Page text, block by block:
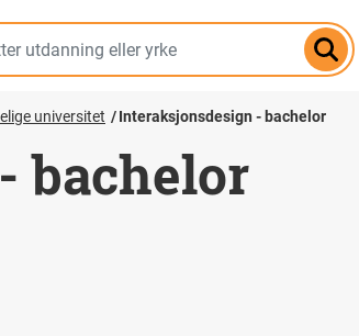
hovedinnhold
universitet Interaksjonsdesign - bachelor
bachelor